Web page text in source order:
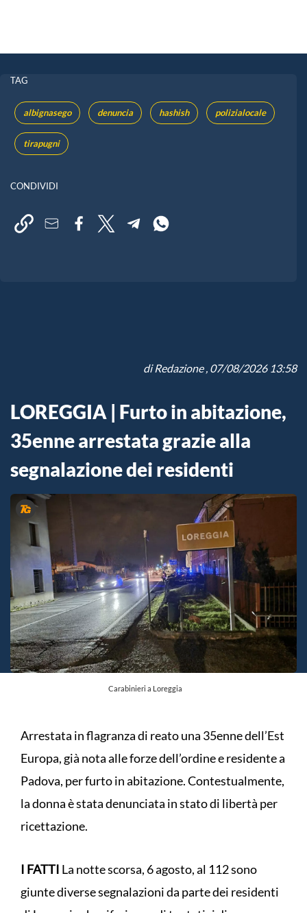
TAG
albignasego denuncia hashish polizialocale
tirapugni
CONDIVIDI
diRedazione, 07/08/2026 13:58
LOREGGIA | Furto in abitazione,
35enne arrestata grazie alla
segnalazione dei residenti
Carabinieri a Loreggia
Arrestata in flagranza di reato una 35enne dell’Est
Europa, già nota alle forze dell’ordine e residente a
Padova, per furto in abitazione. Contestualmente,
la donna è stata denunciata in stato di libertà per
ricettazione.
I FATTI La notte scorsa, 6 agosto, al 112 sono
giunte diverse segnalazioni da parte dei residenti